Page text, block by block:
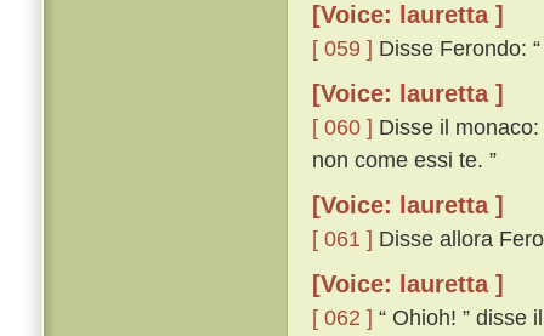
[Voice: lauretta ]
[ 059 ] Disse Ferondo:
[Voice: lauretta ]
[ 060 ] Disse il
non come essi te. ”
[Voice: lauretta ]
[ 061 ] Disse allora
[Voice: lauretta ]
[ 062 ] “ Ohioh! ” disse